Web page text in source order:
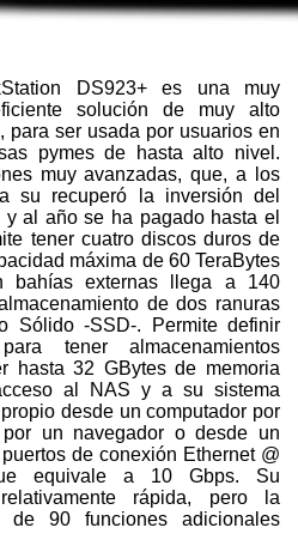
DS923+ es una muy
solución de muy alto
para ser usada por usuarios en
pymes de hasta alto nivel.
muy avanzadas, que, a los
su recuperó la inversión del
al año se ha pagado hasta el
tener cuatro discos duros de
máxima de 60 TeraBytes
bahías externas llega a 140
de dos ranuras
Sólido -SSD-. Permite definir
tener almacenamientos
hasta 32 GBytes de memoria
al NAS y a su sistema
desde un computador por
un navegador o desde un
de conexión Ethernet @
equivale a 10 Gbps. Su
rápida, pero la
90 funciones adicionales